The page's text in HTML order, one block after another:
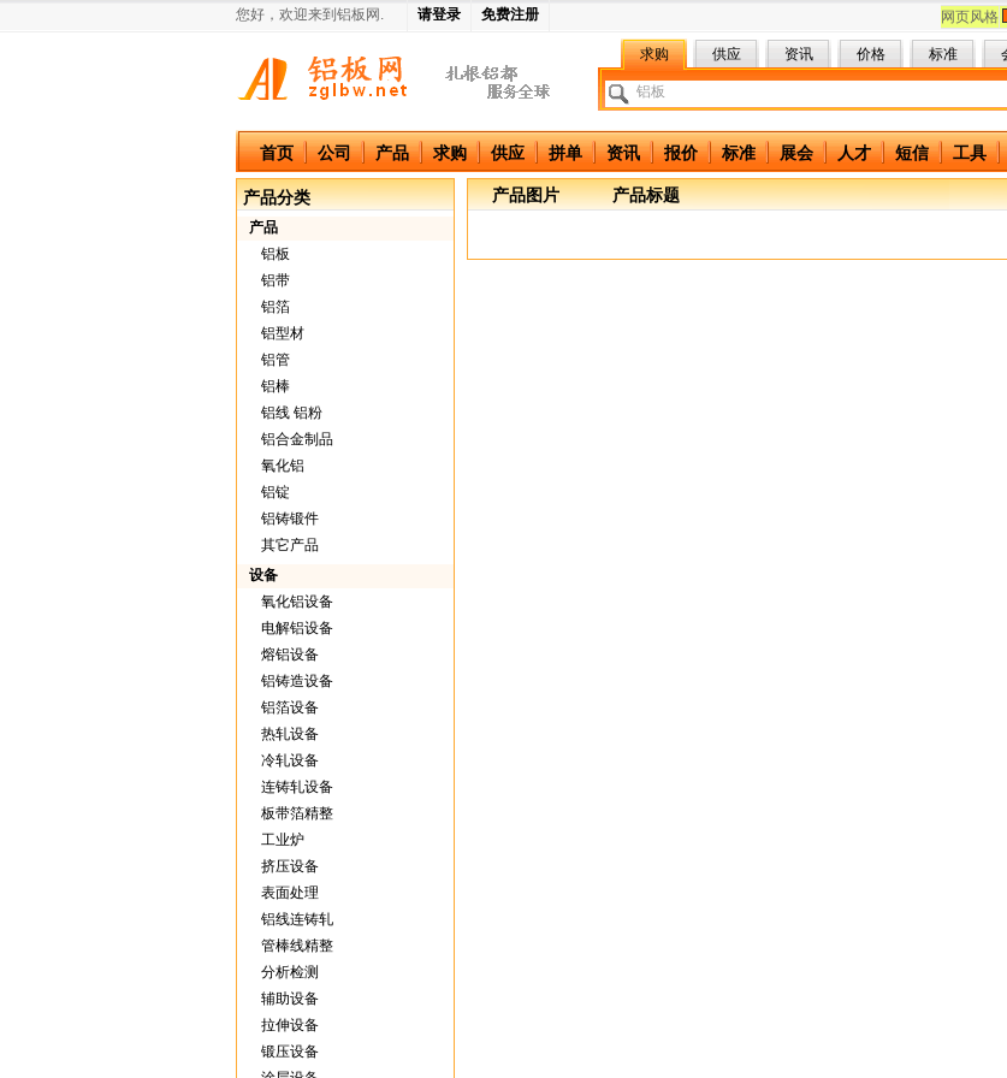
您好，欢迎来到铝板网. 请登录 免费注册 网页风格
中国铝板网
求购 供应 资讯 价格 标准
首页 公司 产品 求购 供应 拼单 资讯 报价 标准 展会 人才 短信 工具
产品分类
产品
铝板
铝带
铝箔
铝型材
铝管
铝棒
铝线 铝粉
铝合金制品
氧化铝
铝锭
铝铸锻件
其它产品
设备
氧化铝设备
电解铝设备
熔铝设备
铝铸造设备
铝箔设备
热轧设备
冷轧设备
连铸轧设备
板带箔精整
工业炉
挤压设备
表面处理
铝线连铸轧
管棒线精整
分析检测
辅助设备
拉伸设备
锻压设备
产品图片 产品标题